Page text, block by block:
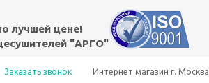
лучшей цене!
"АРГО"
Интернет магазин г. Москва
Заказать звонок